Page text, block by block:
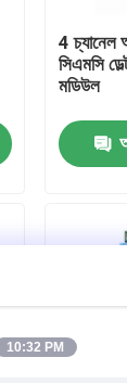
4
সিএমসি
মডিউল
10:32 PM